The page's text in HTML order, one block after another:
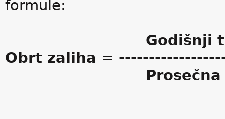
formule:
Godišnji trošak
Obrt zaliha =
Prosečna